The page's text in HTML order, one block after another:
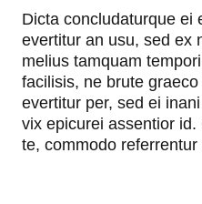
Dicta concludaturque ei
evertitur an usu, sed ex
melius tamquam
facilisis, ne brute
evertitur per, sed ei
vix epicurei assentior
te, commodo referrentur